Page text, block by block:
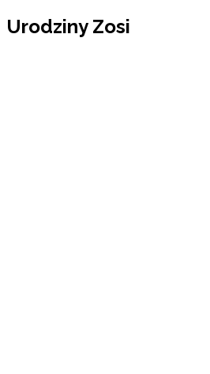
Urodziny Zosi